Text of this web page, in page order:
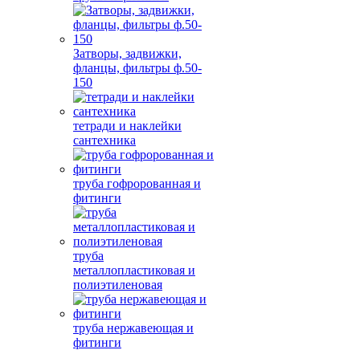
Затворы, задвижки,
фланцы, фильтры ф.50-
150
тетради и наклейки
сантехника
труба гофророванная и
фитинги
труба
металлопластиковая и
полиэтиленовая
труба нержавеющая и
фитинги